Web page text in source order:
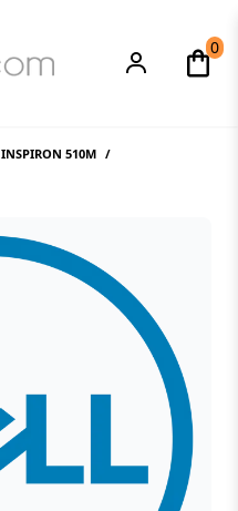
0
INSPIRON 510M /